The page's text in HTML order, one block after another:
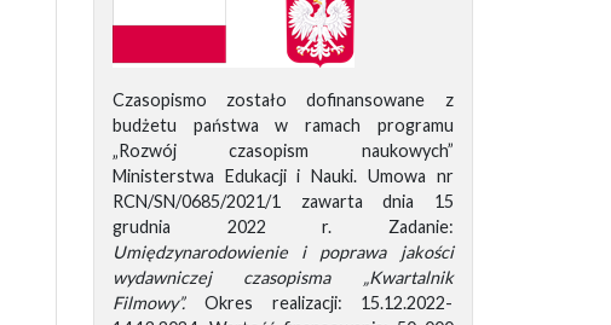
Czasopismo zostało dofinansowane z
budżetu państwa w ramach programu
„Rozwój czasopism naukowych”
Ministerstwa Edukacji i Nauki. Umowa nr
RCN/SN/0685/2021/1 zawarta dnia 15
grudnia 2022 r. Zadanie:
Umiędzynarodowienie i poprawa jakości
wydawniczej czasopisma „Kwartalnik
Filmowy”.Okres realizacji: 15.12.2022-